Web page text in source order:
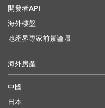
開發者API
海外樓盤
地產界專家前景論壇
海外房產
中國
日本